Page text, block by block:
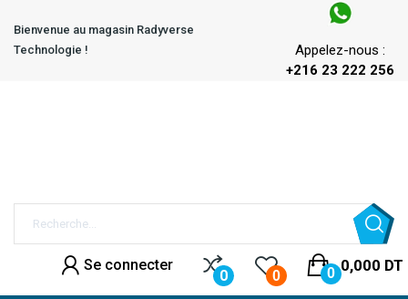
Bienvenue au magasin Radyverse
Technologie !
Appelez-nous :
+216 23 222 256
Se connecter
0 0
0,000 DT
0